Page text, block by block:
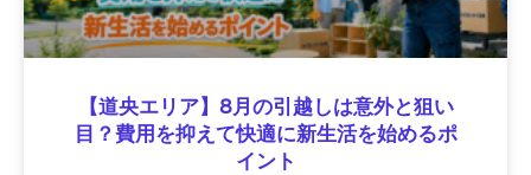
【道央エリア】8月の引越しは意外と狙い
目？費用を抑えて快適に新生活を始めるポ
イント